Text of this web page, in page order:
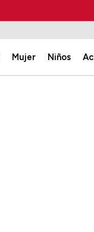
Mujer Niños